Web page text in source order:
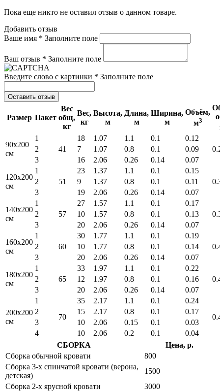
Пока еще никто не оставил отзыв о данном товаре.
Добавить отзыв
Ваше имя * Заполните поле
Ваш отзыв * Заполните поле
Введите слово с картинки * Заполните поле
Оставить отзыв
Размер Пакет
Вес
общ,
кг
Вес,
кг
Высота,
м
Длина,
м
Ширина,
м
Объём,
м3
90x200
см
1
41
18 1.07 1.1 0.1
0.12
2 7 1.07 0.8 0.1
0.09
3
16 2.06 0.26 0.14 0.07
120x200
см
1
51
23 1.37 1.1 0.1
0.15
2 9 1.37 0.8 0.1
0.11
3
19 2.06 0.26 0.14 0.07
140x200
см
1
57
27 1.57 1.1 0.1
0.17
2 10 1.57 0.8 0.1
0.13
3
20 2.06 0.26 0.14 0.07
160x200
см
1
60
30 1.77 1.1 0.1
0.19
2 10 1.77 0.8 0.1
0.14
3
20 2.06 0.26 0.14 0.07
180x200
см
1
65
33 1.97 1.1 0.1
0.22
2 12 1.97 0.8 0.1
0.16
3
20 2.06 0.26 0.14 0.07
200x200
см
1
70
35 2.17 1.1 0.1
0.24
2 15 2.17 0.8 0.1
0.17
3
10 2.06 0.15 0.1
0.03
4
10 2.06 0.2 0.1
0.04
СБОРКА
Цена, р.
Сборка обычной кровати
800
Сборка 3-х спинчатой кровати (верона,
детская)
1500
Сборка 2-х ярусной кровати
3000